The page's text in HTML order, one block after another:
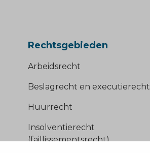
Rechtsgebieden
Arbeidsrecht
Beslagrecht en executierecht
Huurrecht
Insolventierecht
(faillissementsrecht)